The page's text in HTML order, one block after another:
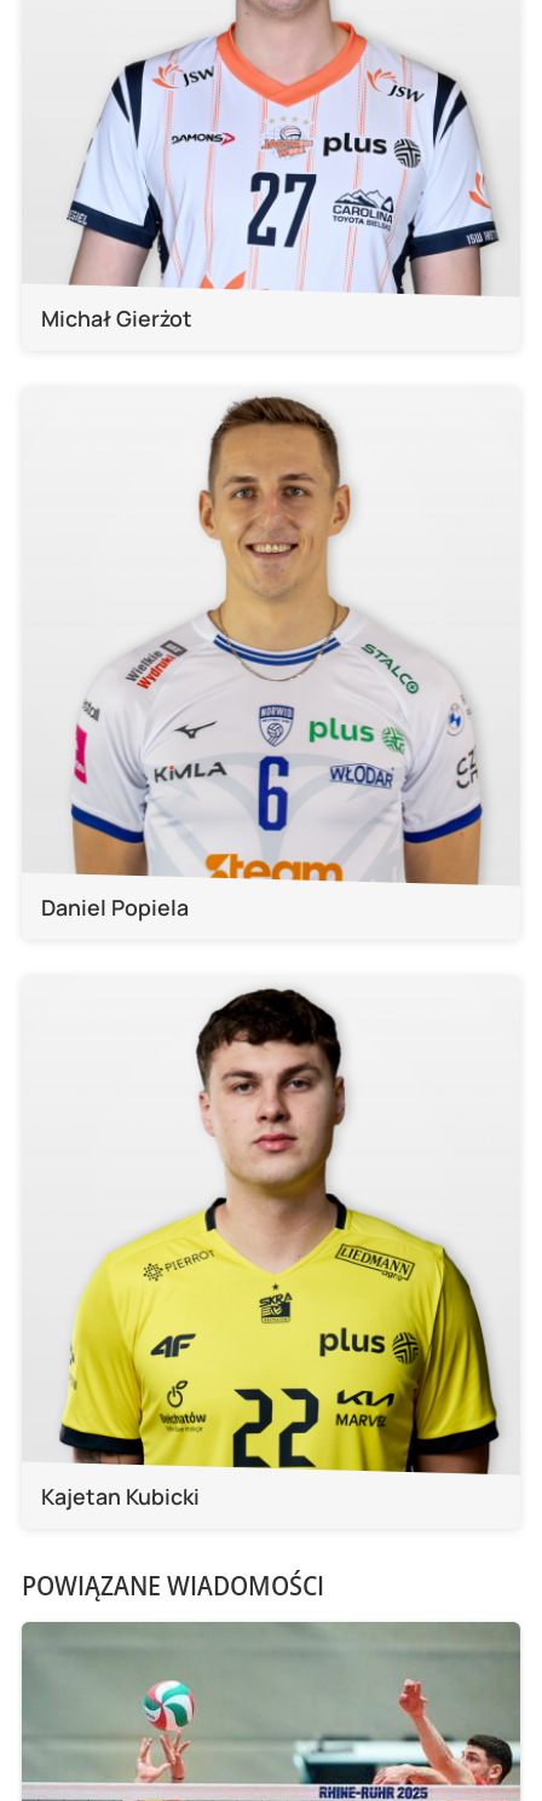
Michał Gierżot
Daniel Popiela
Kajetan Kubicki
POWIĄZANE WIADOMOŚCI